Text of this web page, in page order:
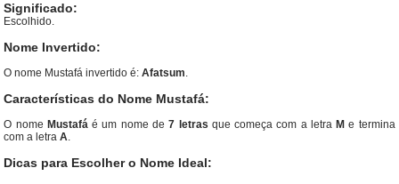
Significado:
Escolhido.
Nome Invertido:
O nome Mustafá invertido é:Afatsum.
Características do Nome Mustafá:
O nome Mustafáé um nome de7 letras que começa com a letra M e termina
com a letraA.
Dicas para Escolher o Nome Ideal: